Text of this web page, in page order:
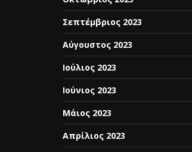
Σεπτέμβριος 2023
Αύγουστος 2023
Ιούλιος 2023
Ιούνιος 2023
Μάιος 2023
Απρίλιος 2023